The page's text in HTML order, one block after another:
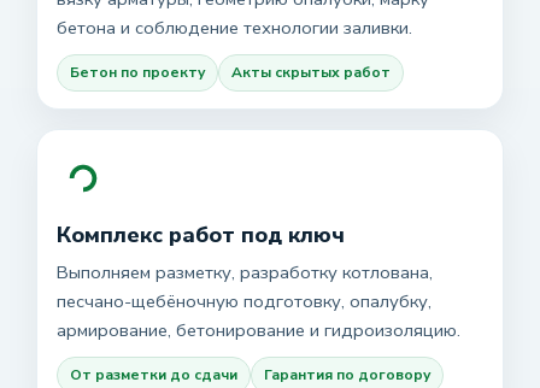
бетона и соблюдение технологии заливки.
Бетон по проекту Акты скрытых работ
Комплекс работ под ключ
Выполняем разметку, разработку котлована,
песчано-щебёночную подготовку, опалубку,
армирование, бетонирование и гидроизоляцию.
От разметки до сдачи Гарантия по договору